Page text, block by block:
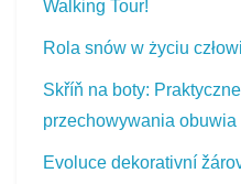
Walking Tour!
Rola snów w życiu
Skříň na boty:
przechowywania obuwia
Evoluce dekorativní